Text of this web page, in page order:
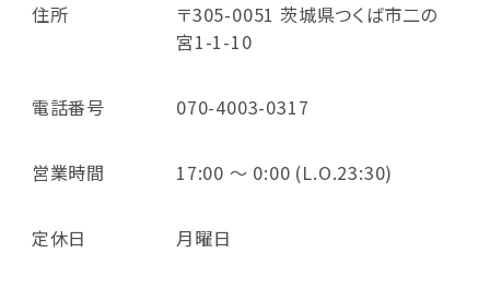
住所
〒305-0051 茨城県つくば市二の
宮1-1-10
電話番号 070-4003-0317
営業時間 17:00 ～ 0:00 (L.O.23:30)
定休日 月曜日